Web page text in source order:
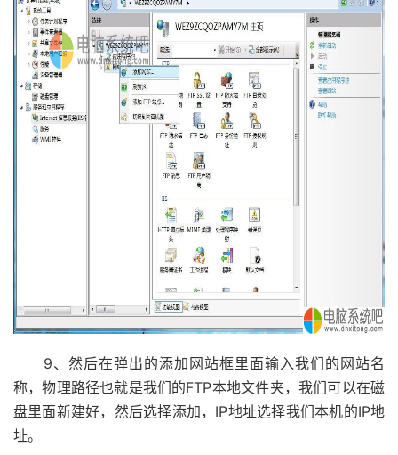
9、然后在弹出的添加网站框里面输入我们的网站名
称，物理路径也就是我们的FTP本地文件夹，我们可以在磁
盘里面新建好，然后选择添加，IP地址选择我们本机的IP地
址。